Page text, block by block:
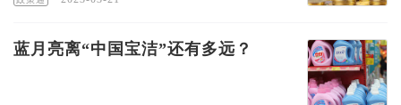
蓝月亮离“中国宝洁”还有多远？